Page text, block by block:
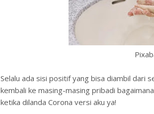
Selalu ada sisi positif yang bisa diambil dari
kembali ke masing-masing pribadi
ketika dilanda Corona versi aku ya!